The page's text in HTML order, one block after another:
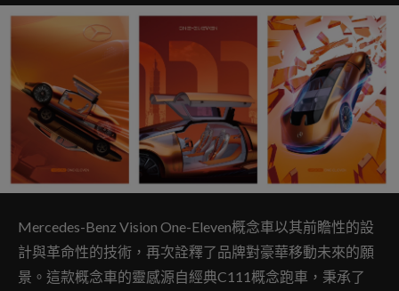
Mercedes-Benz Vision One-Eleven概念車以其前瞻性的設
計與革命性的技術，再次詮釋了品牌對豪華移動未來的願
景。這款概念車的靈感源自經典C111概念跑車，秉承了